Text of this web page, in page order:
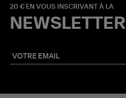
20 € EN VOUS INSCRIVANT À LA
NEWSLETTER